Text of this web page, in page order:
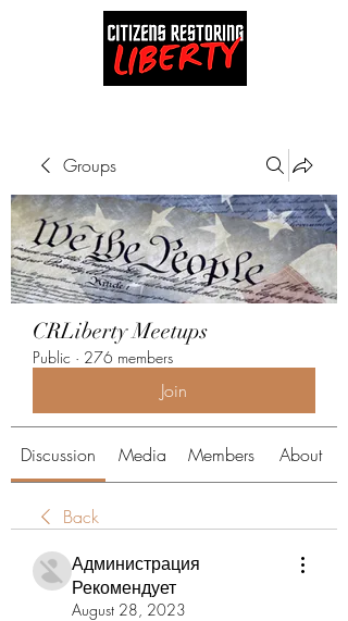
Groups
CRLiberty Meetups
Public · 276 members
Join
Discussion Media Members About
Back
Администрация
Рекомендует
August 28, 2023